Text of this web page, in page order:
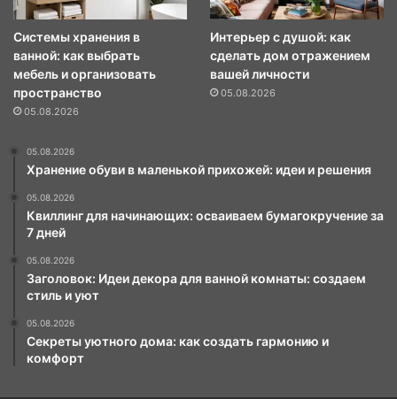
Системы хранения в
ванной: как выбрать
мебель и организовать
пространство
05.08.2026
Интерьер с душой: как
сделать дом отражением
вашей личности
05.08.2026
05.08.2026
Хранение обуви в маленькой прихожей: идеи и решения
05.08.2026
Квиллинг для начинающих: осваиваем бумагокручение за
7 дней
05.08.2026
Заголовок: Идеи декора для ванной комнаты: создаем
стиль и уют
05.08.2026
Секреты уютного дома: как создать гармонию и
комфорт